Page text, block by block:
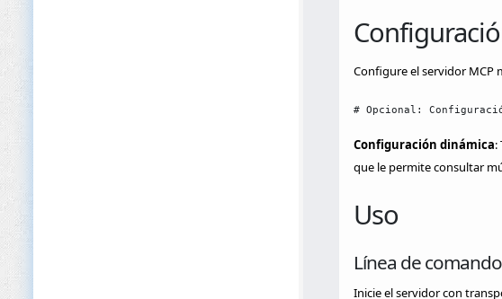
Configure el servidor MCP
# Opcional:
Configuración dinámica:
que le permite consultar
Uso
Línea de
Inicie el servidor con